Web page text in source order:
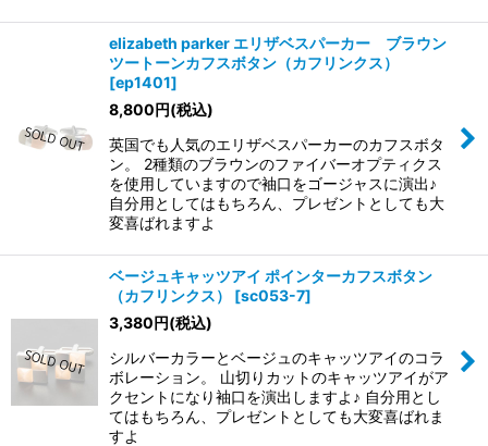
elizabeth parker エリザベスパーカー ブラウン
ツートーンカフスボタン（カフリンクス）
[ep1401]
8,800円(税込)
英国でも人気のエリザベスパーカーのカフスボタ
ン。 2種類のブラウンのファイバーオプティクス
を使用していますので袖口をゴージャスに演出♪
自分用としてはもちろん、プレゼントとしても大
変喜ばれますよ
ベージュキャッツアイ ポインターカフスボタン
（カフリンクス）
[sc053-7]
3,380円(税込)
シルバーカラーとベージュのキャッツアイのコラ
ボレーション。 山切りカットのキャッツアイがア
クセントになり袖口を演出しますよ♪ 自分用とし
てはもちろん、プレゼントとしても大変喜ばれま
すよ